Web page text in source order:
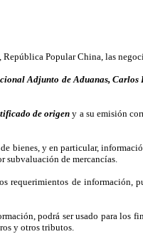
Popular China, las
Adjunto de Aduanas, Carlos
de origeny a su emisión
y en particular,
subvaluación de mercancías.
requerimientos de
podrá ser usado para
y otros tributos.